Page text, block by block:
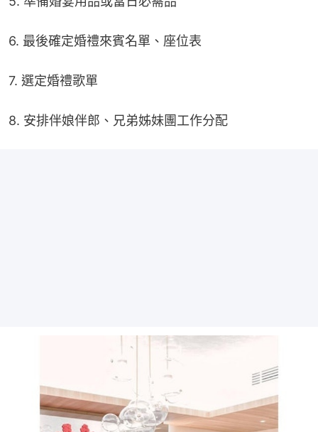
6. 最後確定婚禮來賓名單、座位表
7. 選定婚禮歌單
8. 安排伴娘伴郎、兄弟姊妹團工作分配